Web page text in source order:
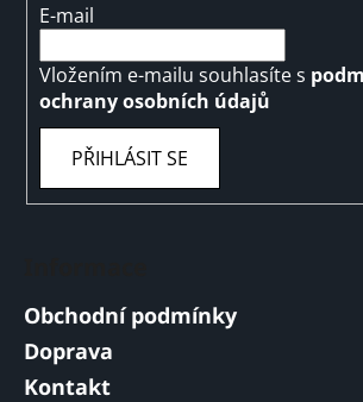
E-mail
Vložením e-mailu souhlasíte s
ochrany osobních údajů
PŘIHLÁSIT SE
Obchodní podmínky
Doprava
Kontakt